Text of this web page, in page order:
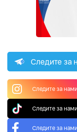
Следите за
Следите за
Следите за
Следите за